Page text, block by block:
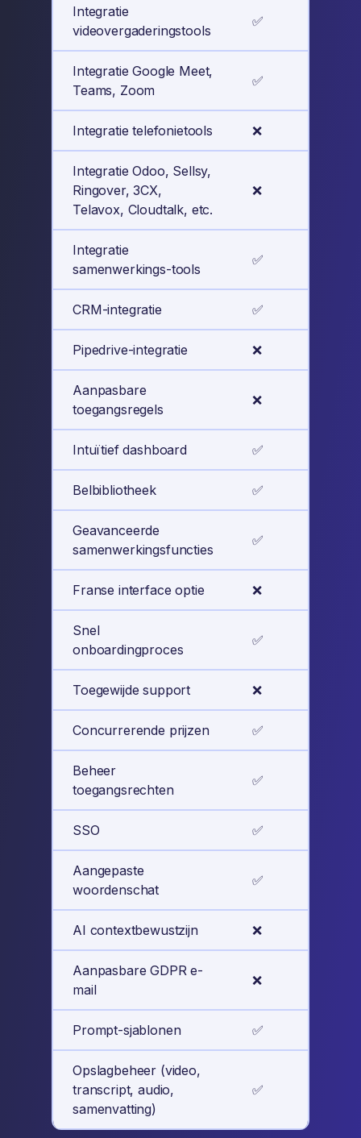
Integratie
videovergaderingstools
✅
Integratie Google Meet,
Teams, Zoom
✅
Integratie telefonietools ❌
Integratie Odoo, Sellsy,
Ringover, 3CX,
Telavox, Cloudtalk, etc.
❌
Integratie
samenwerkings-tools
✅
CRM-integratie ✅
Pipedrive-integratie ❌
Aanpasbare
toegangsregels
❌
Intuïtief dashboard ✅
Belbibliotheek ✅
Geavanceerde
samenwerkingsfuncties
✅
Franse interface optie ❌
Snel
onboardingproces
✅
Toegewijde support ❌
Concurrerende prijzen ✅
Beheer
toegangsrechten
✅
SSO ✅
Aangepaste
woordenschat
✅
AI contextbewustzijn ❌
Aanpasbare GDPR e-
mail
❌
Prompt-sjablonen ✅
Opslagbeheer (video,
transcript, audio,
samenvatting)
✅